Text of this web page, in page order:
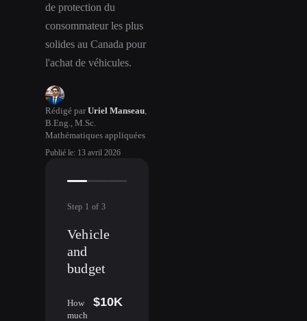
de protection du
consommateur les plus
solides au Canada pour
l'achat de véhicules.
Rédigé par Uriel Manseau
B.Eng., M.Sc.
Mathématiques appliquées
Publié le: 13 avril 2026
Step 1 of 3
Vehicle
and
budget
How
much
$10K